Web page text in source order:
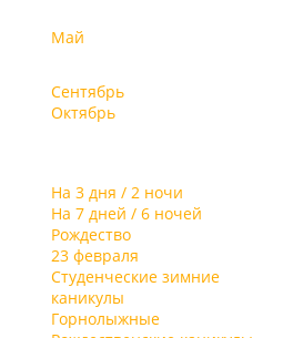
но и с пользой!
Май
Сентябрь
Октябрь
На 3 дня / 2 ночи
На 7 дней / 6 ночей
Рождество
23 февраля
Студенческие зимние
каникулы
Горнолыжные